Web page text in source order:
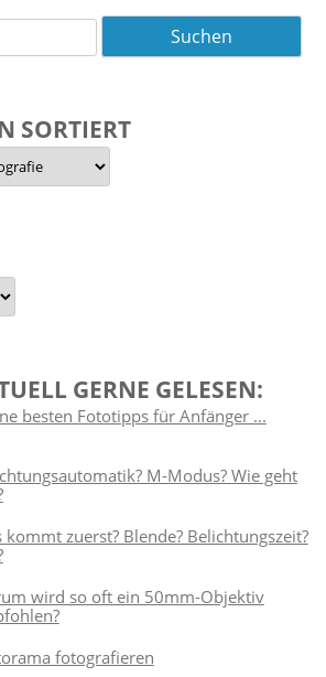
SORTIERT
GERNE GELESEN:
besten Fototipps für Anfänger ...
M-Modus? Wie geht
kommt zuerst? Blende? Belichtungszeit?
wird so oft ein 50mm-Objektiv
fotografieren